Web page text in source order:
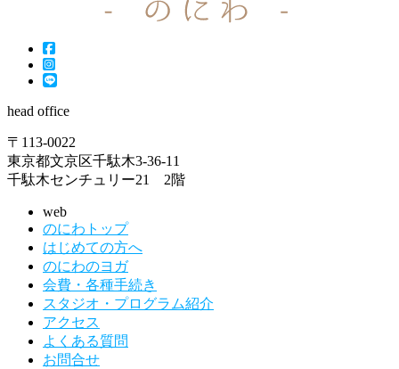
head office
〒113-0022
東京都文京区千駄木3-36-11
千駄木センチュリー21 2階
web
のにわトップ
はじめての方へ
のにわのヨガ
会費・各種手続き
スタジオ・プログラム紹介
アクセス
よくある質問
お問合せ